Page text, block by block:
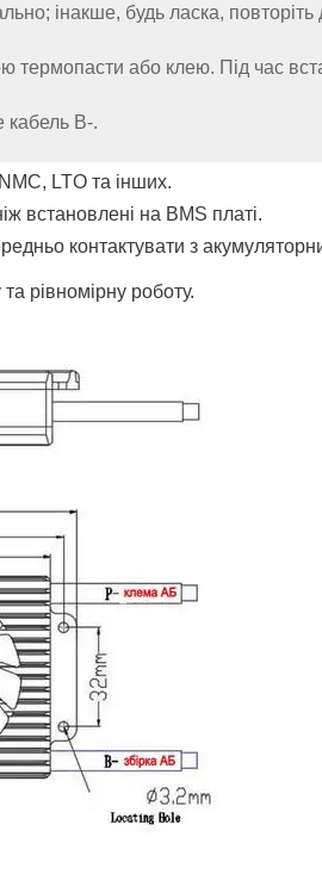
інакше, будь ласка, повторіть
термопасти або клею. Під час
кабель B-.
LTO та інших.
встановлені на BMS платі.
контактувати з
рівномірну роботу.